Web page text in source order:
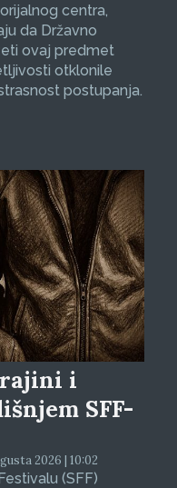
centra,
da Državno
ovaj predmet
otklonile
postupanja.
i
SFF-
2026 | 10:02
(SFF)